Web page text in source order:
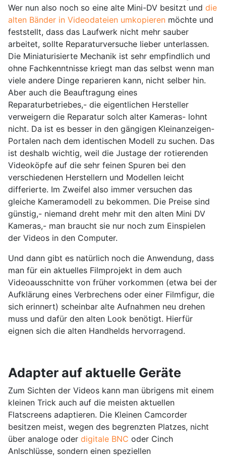
Wer nun also noch so eine alte Mini-DV besitzt und die
alten Bänder in Videodateien umkopieren möchte und
feststellt, dass das Laufwerk nicht mehr sauber
arbeitet, sollte Reparaturversuche lieber unterlassen.
Die Miniaturisierte Mechanik ist sehr empfindlich und
ohne Fachkenntnisse kriegt man das selbst wenn man
viele andere Dinge reparieren kann, nicht selber hin.
Aber auch die Beauftragung eines
Reparaturbetriebes,- die eigentlichen Hersteller
verweigern die Reparatur solch alter Kameras- lohnt
nicht. Da ist es besser in den gängigen Kleinanzeigen-
Portalen nach dem identischen Modell zu suchen. Das
ist deshalb wichtig, weil die Justage der rotierenden
Videoköpfe auf die sehr feinen Spuren bei den
verschiedenen Herstellern und Modellen leicht
differierte. Im Zweifel also immer versuchen das
gleiche Kameramodell zu bekommen. Die Preise sind
günstig,- niemand dreht mehr mit den alten Mini DV
Kameras,- man braucht sie nur noch zum Einspielen
der Videos in den Computer.
Und dann gibt es natürlich noch die Anwendung, dass
man für ein aktuelles Filmprojekt in dem auch
Videoausschnitte von früher vorkommen (etwa bei der
Aufklärung eines Verbrechens oder einer Filmfigur, die
sich erinnert) scheinbar alte Aufnahmen neu drehen
muss und dafür den alten Look benötigt. Hierfür
eignen sich die alten Handhelds hervorragend.
Adapter auf aktuelle Geräte
Zum Sichten der Videos kann man übrigens mit einem
kleinen Trick auch auf die meisten aktuellen
Flatscreens adaptieren. Die Kleinen Camcorder
besitzen meist, wegen des begrenzten Platzes, nicht
über analoge oder digitale BNC oder Cinch
Anlschlüsse, sondern einen speziellen